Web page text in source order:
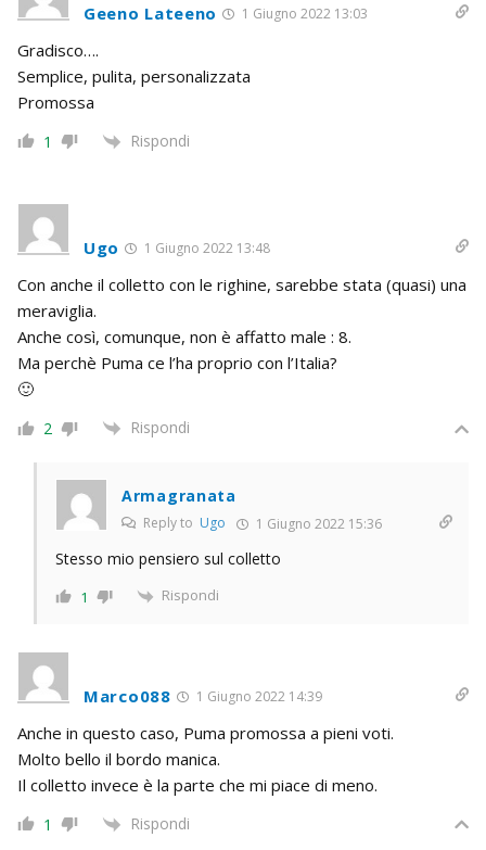
Geeno Lateeno 1 Giugno 2022 13:03
Gradisco….
Semplice, pulita, personalizzata
Promossa
1 Rispondi
Ugo 1 Giugno 2022 13:48
Con anche il colletto con le righine, sarebbe stata (quasi) una
meraviglia.
Anche così, comunque, non è affatto male : 8.
Ma perchè Puma ce l’ha proprio con l’Italia?
🙂
2 Rispondi
Armagranata
Reply to Ugo 1 Giugno 2022 15:36
Stesso mio pensiero sul colletto
1 Rispondi
Marco088 1 Giugno 2022 14:39
Anche in questo caso, Puma promossa a pieni voti.
Molto bello il bordo manica.
Il colletto invece è la parte che mi piace di meno.
1 Rispondi